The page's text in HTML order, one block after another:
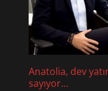
Anatolia, dev
sayıyor…